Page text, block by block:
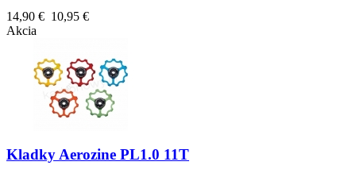
14,90 € 10,95 €
Akcia
Kladky Aerozine PL1.0 11T